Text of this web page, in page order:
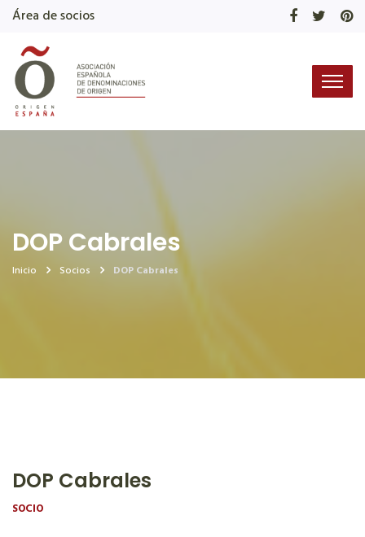
Área de socios
DOP Cabrales
Inicio Socios DOP Cabrales
DOP Cabrales
SOCIO